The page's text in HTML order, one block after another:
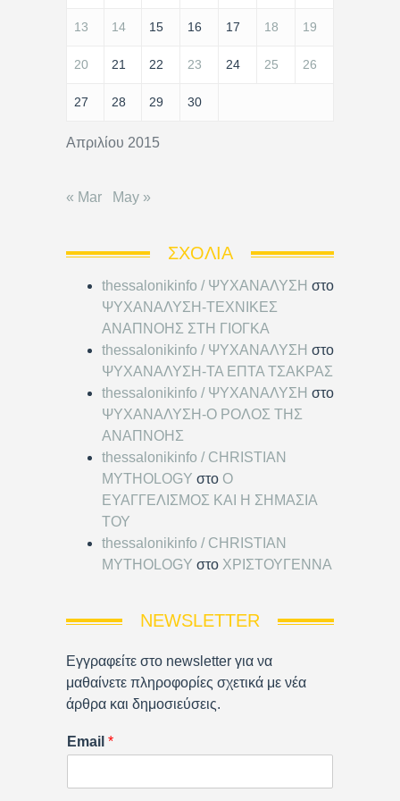
Απριλίου 2015
13 14 15 16 17 18 19
20 21 22 23 24 25 26
27 28 29 30
« Mar May »
ΣΧΌΛΙΑ
thessalonikinfo / ΨΥΧΑΝΑΛΥΣΗ στο
ΨΥΧΑΝΑΛΥΣΗ-ΤΕΧΝΙΚΕΣ
ΑΝΑΠΝΟΗΣ ΣΤΗ ΓΙΟΓΚΑ
thessalonikinfo / ΨΥΧΑΝΑΛΥΣΗ στο
ΨΥΧΑΝΑΛΥΣΗ-ΤΑ ΕΠΤΑ ΤΣΑΚΡΑΣ
thessalonikinfo / ΨΥΧΑΝΑΛΥΣΗ στο
ΨΥΧΑΝΑΛΥΣΗ-Ο ΡΟΛΟΣ ΤΗΣ
ΑΝΑΠΝΟΗΣ
thessalonikinfo / CHRISTIAN
MYTHOLOGY στο Ο
ΕΥΑΓΓΕΛΙΣΜΟΣ ΚΑΙ Η ΣΗΜΑΣΙΑ
ΤΟΥ
thessalonikinfo / CHRISTIAN
MYTHOLOGY στο ΧΡΙΣΤΟΥΓΕΝΝΑ
NEWSLETTER
Εγγραφείτε στο newsletter για να
μαθαίνετε πληροφορίες σχετικά με νέα
άρθρα και δημοσιεύσεις.
Email *